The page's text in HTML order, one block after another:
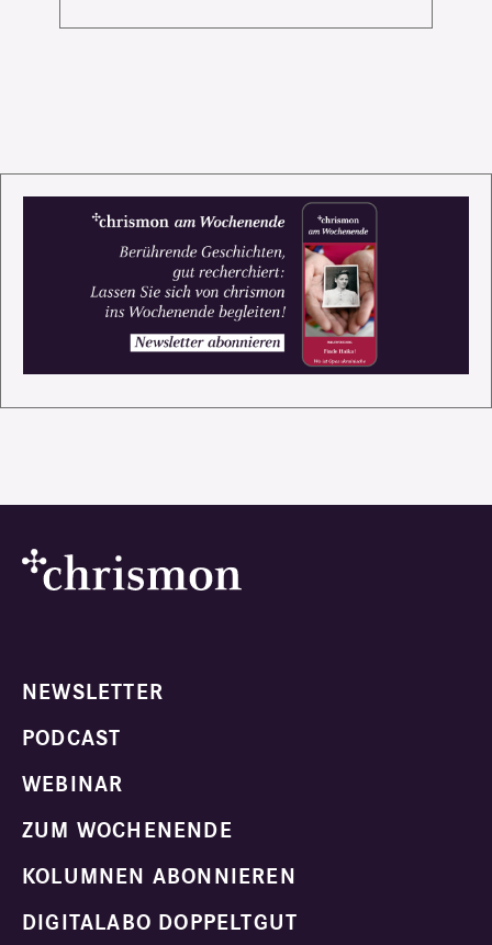
NEWSLETTER
PODCAST
WEBINAR
ZUM WOCHENENDE
KOLUMNEN ABONNIEREN
DIGITALABO DOPPELTGUT